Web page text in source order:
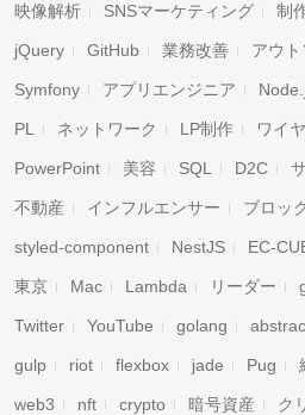
映像解析 SNSマーケティング 制
jQuery GitHub 業務改善 アウ
Symfony アプリエンジニア
PL ネットワーク LP制作 ワイ
PowerPoint 美容 SQL D2C
不動産 インフルエンサー ブロッ
styled-component NestJS EC-
東京 Mac Lambda リーダー
Twitter YouTube golang
gulp riot flexbox jade Pug
web3 nft crypto 暗号資産 ク